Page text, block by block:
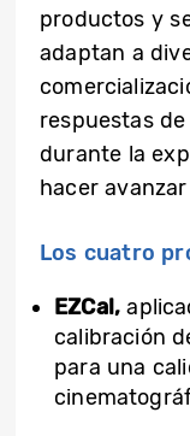
productos y
adaptan a
respuestas
durante la
hacer
Los cuatro
EZCal,
calibración
para una